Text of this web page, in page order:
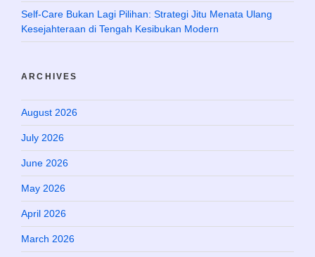
Self-Care Bukan Lagi Pilihan: Strategi Jitu Menata Ulang
Kesejahteraan di Tengah Kesibukan Modern
ARCHIVES
August 2026
July 2026
June 2026
May 2026
April 2026
March 2026